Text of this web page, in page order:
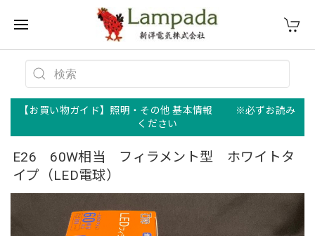
【お買い物ガイド】照明・その他 基本情報 ※必ずお読み
ください
E26 60W相当 フィラメント型 ホワイトタ
イプ（LED電球）